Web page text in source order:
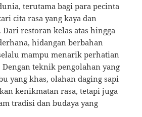
terutama bagi para pecinta
cita rasa yang kaya dan
Dari restoran kelas atas hingga
hidangan berbahan
mampu menarik perhatian
teknik pengolahan yang
yang khas, olahan daging sapi
kenikmatan rasa, tetapi juga
tradisi dan budaya yang